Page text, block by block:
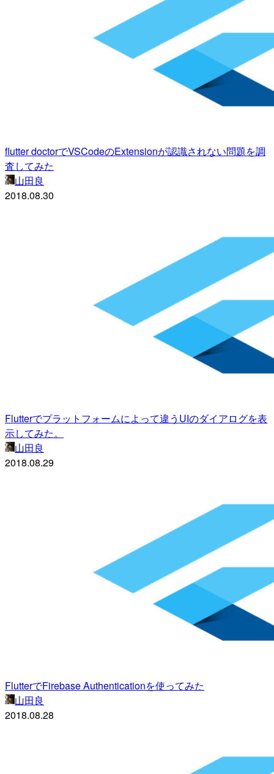
flutter doctorでVSCodeのExtensionが認識されない問題を調
査してみた
山田良
2018.08.30
Flutterでプラットフォームによって違うUIのダイアログを表
示してみた。
山田良
2018.08.29
FlutterでFirebase Authenticationを使ってみた
山田良
2018.08.28